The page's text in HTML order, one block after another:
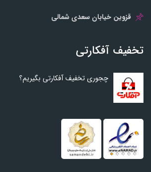
قزوین خیابان سعدی شمالی
تخفیف آفکارتی
چجوری تخفیف آفکارتی بگیریم؟